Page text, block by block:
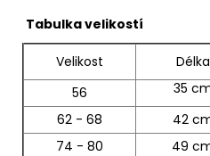
Tabulka velikostí
Velikost Délka
56
35
62 - 68
42
74 - 80
49